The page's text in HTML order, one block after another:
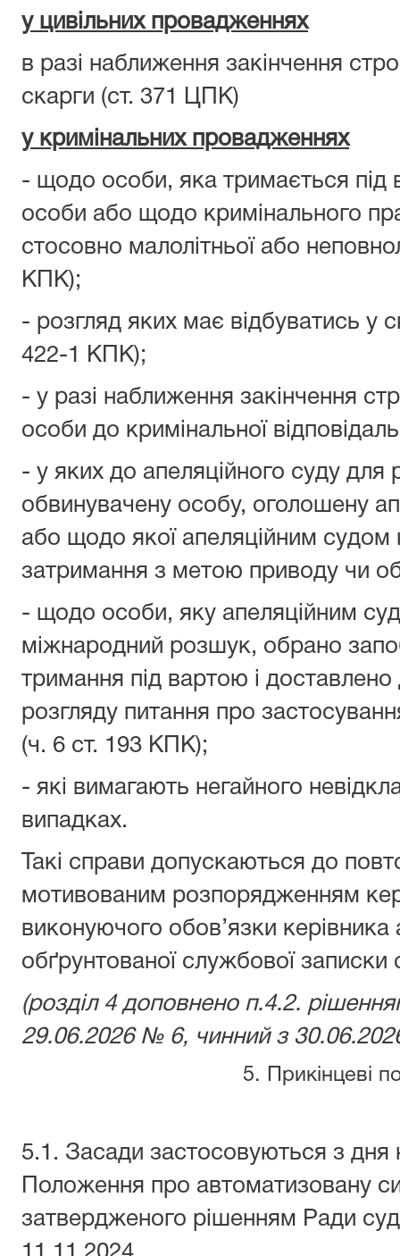
у цивільних провадженнях
в разі наближення закінчення
скарги (ст. 371 ЦПК)
у кримінальних провадженнях
- щодо особи, яка тримається під
особи або щодо кримінального
стосовно малолітньої або
КПК);
- розгляд яких має відбуватись у
422-1 КПК);
- у разі наближення закінчення
особи до кримінальної
- у яких до апеляційного суду для
обвинувачену особу, оголошену
або щодо якої апеляційним судом
затримання з метою приводу чи
- щодо особи, яку апеляційним
міжнародний розшук, обрано
тримання під вартою і
розгляду питання про
(ч. 6 ст. 193 КПК);
- які вимагають негайного
випадках.
Такі справи допускаються до
мотивованим розпорядженням
виконуючого обов’язки керівника
обґрунтованої службової записки
(розділ 4 доповнено п.4.2.
29.06.2026 № 6, чинний з
5. Прикінцеві
5.1. Засади застосовуються з дня
Положення про автоматизовану
затвердженого рішенням Ради